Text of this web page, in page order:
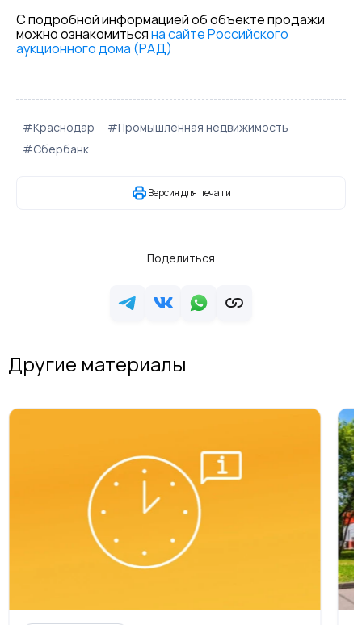
С подробной информацией об объекте продажи
можно ознакомитьсяна сайте Российского
аукционного дома (РАД)
#Краснодар
#Промышленная недвижимость
#Сбербанк
Версия для печати
Поделиться
Другие материалы